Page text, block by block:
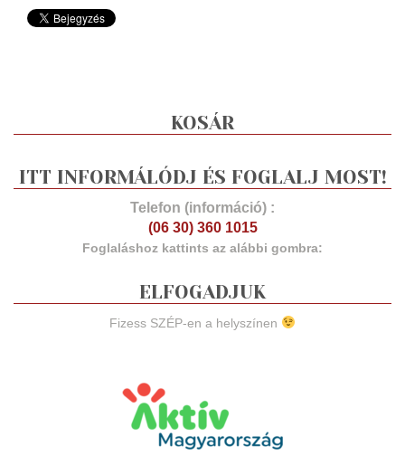
KOSÁR
ITT INFORMÁLÓDJ ÉS FOGLALJ MOST!
Telefon (információ) :
(06 30) 360 1015
Foglaláshoz kattints az alábbi gombra:
ELFOGADJUK
Fizess SZÉP-en a helyszínen